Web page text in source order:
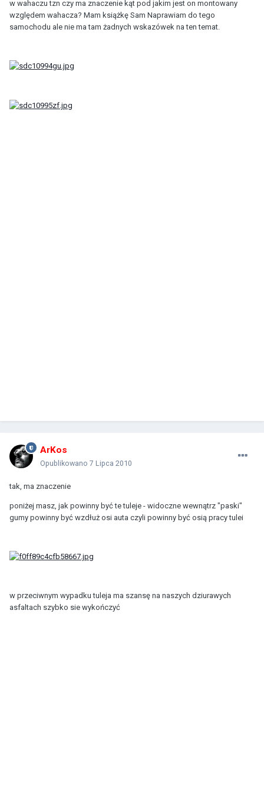
w wahaczu tzn czy ma znaczenie kąt pod jakim jest on montowany
względem wahacza? Mam książkę Sam Naprawiam do tego
samochodu ale nie ma tam żadnych wskazówek na ten temat.
ArKos
Opublikowano 7 Lipca 2010
tak, ma znaczenie
poniżej masz, jak powinny być te tuleje - widoczne wewnątrz "paski"
gumy powinny być wzdłuż osi auta czyli powinny być osią pracy tulei
w przeciwnym wypadku tuleja ma szansę na naszych dziurawych
asfaltach szybko sie wykończyć